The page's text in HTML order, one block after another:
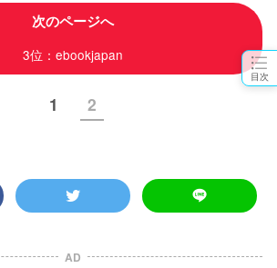
目次
次のページへ
3位：ebookjapan
1 2
AD